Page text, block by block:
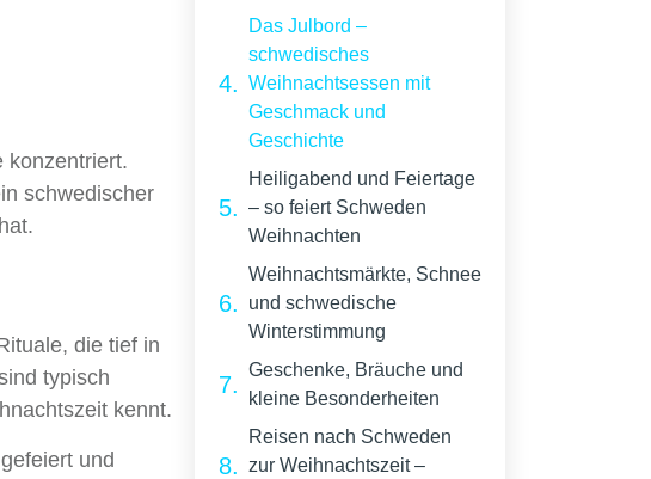
konzentriert.
schwedischer
die tief in
typisch
kennt.
und
Das Julbord –
schwedisches
Weihnachtsessen mit
Geschmack und
Geschichte
Heiligabend und Feiertage
– so feiert Schweden
Weihnachten
Weihnachtsmärkte, Schnee
und schwedische
Winterstimmung
Geschenke, Bräuche und
kleine Besonderheiten
Reisen nach Schweden
zur Weihnachtszeit –